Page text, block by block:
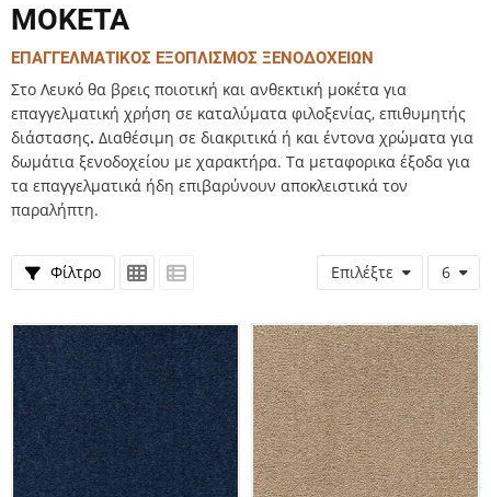
ΜΟΚΕΤΑ
ΕΠΑΓΓΕΛΜΑΤΙΚΟΣ ΕΞΟΠΛΙΣΜΟΣ ΞΕΝΟΔΟΧΕΙΩΝ
Στο Λευκό θα βρεις ποιοτική και ανθεκτική μοκέτα για
επαγγελματική χρήση σε καταλύματα φιλοξενίας, επιθυμητής
διάστασης. Διαθέσιμη σε διακριτικά ή και έντονα χρώματα για
δωμάτια ξενοδοχείου με χαρακτήρα. Τα μεταφορικα έξοδα για
τα επαγγελματικά ήδη επιβαρύνουν αποκλειστικά τον
παραλήπτη.
Φίλτρο Επιλέξτε 6